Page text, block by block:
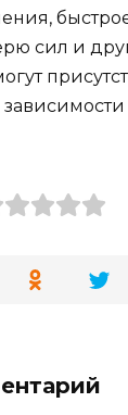
сил и